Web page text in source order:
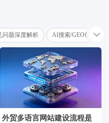
问题深度解析 AI搜索/GEO优化学院

外贸多语言网站建设流程是